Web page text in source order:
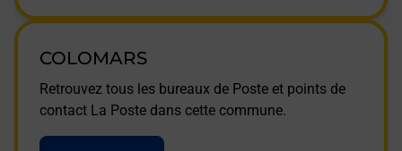
COLOMARS
Retrouvez tous les bureaux de Poste et points de
contact La Poste dans cette commune.